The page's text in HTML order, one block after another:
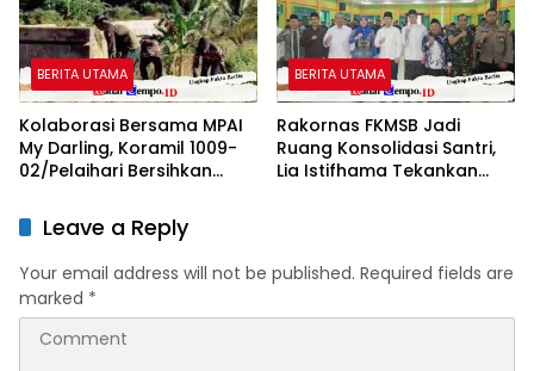
BERITA UTAMA
Kolaborasi Bersama MPAI
My Darling, Koramil 1009-
02/Pelaihari Bersihkan
Atu-Atu
BERITA UTAMA
Rakornas FKMSB Jadi
Ruang Konsolidasi Santri,
Lia Istifhama Tekankan
Leave a Reply
Your email address will not be published. Required fields are
marked *